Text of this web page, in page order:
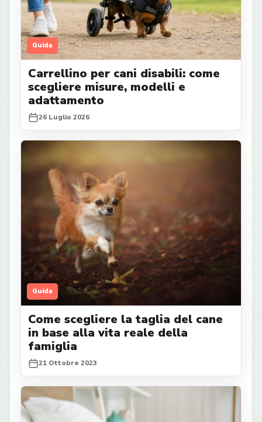
Guida
Carrellino per cani disabili: come
scegliere misure, modelli e
adattamento
26 Luglio 2026
Guida
Come scegliere la taglia del cane
in base alla vita reale della
famiglia
21 Ottobre 2023